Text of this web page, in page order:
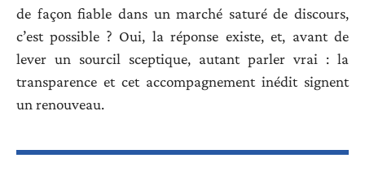
de façon fiable dans un marché saturé de discours,
c’est possible ? Oui, la réponse existe, et, avant de
lever un sourcil sceptique, autant parler vrai : la
transparence et cet accompagnement inédit signent
un renouveau.